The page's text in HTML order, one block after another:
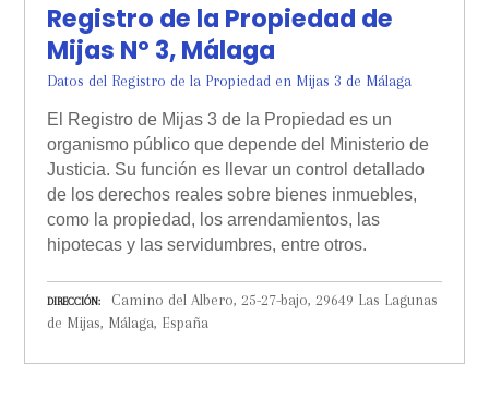
Registro de la Propiedad de
Mijas Nº 3, Málaga
Datos del Registro de la Propiedad en Mijas 3 de Málaga
El Registro de Mijas 3 de la Propiedad es un
organismo público que depende del Ministerio de
Justicia. Su función es llevar un control detallado
de los derechos reales sobre bienes inmuebles,
como la propiedad, los arrendamientos, las
hipotecas y las servidumbres, entre otros.
DIRECCIÓN
Camino del Albero, 25-27-bajo, 29649 Las Lagunas
de Mijas, Málaga, España